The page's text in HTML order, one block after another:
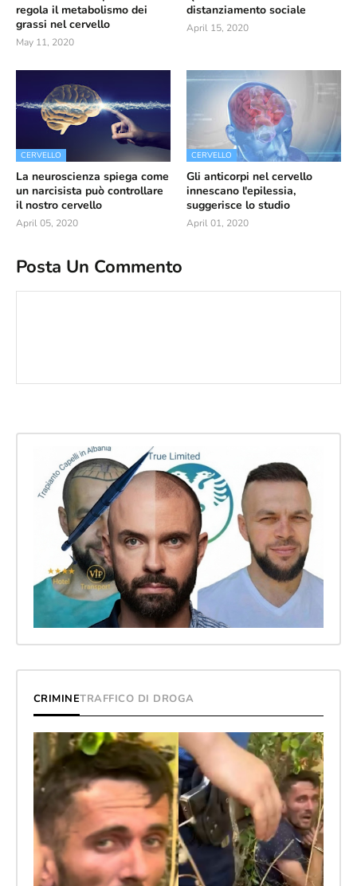
regola il metabolismo dei
grassi nel cervello
May 11, 2020
distanziamento sociale
April 15, 2020
CERVELLO
La neuroscienza spiega come
un narcisista può controllare
il nostro cervello
April 05, 2020
CERVELLO
Gli anticorpi nel cervello
innescano l'epilessia,
suggerisce lo studio
April 01, 2020
Posta Un Commento
CRIMINETRAFFICO DI DROGA